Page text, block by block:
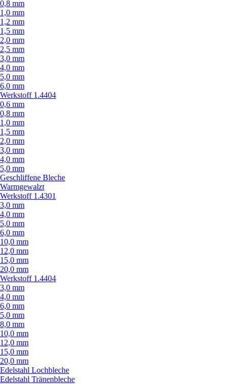
0,8 mm
1,0 mm
1,2 mm
1,5 mm
2,0 mm
2,5 mm
3,0 mm
4,0 mm
5,0 mm
6,0 mm
Werkstoff 1.4404
0,6 mm
0,8 mm
1,0 mm
1,5 mm
2,0 mm
3,0 mm
4,0 mm
5,0 mm
Geschliffene Bleche
Warmgewalzt
Werkstoff 1.4301
3,0 mm
4,0 mm
5,0 mm
6,0 mm
10,0 mm
12,0 mm
15,0 mm
20,0 mm
Werkstoff 1.4404
3,0 mm
4,0 mm
6,0 mm
5,0 mm
8,0 mm
10,0 mm
12,0 mm
15,0 mm
20,0 mm
Edelstahl Lochbleche
Edelstahl Tränenbleche